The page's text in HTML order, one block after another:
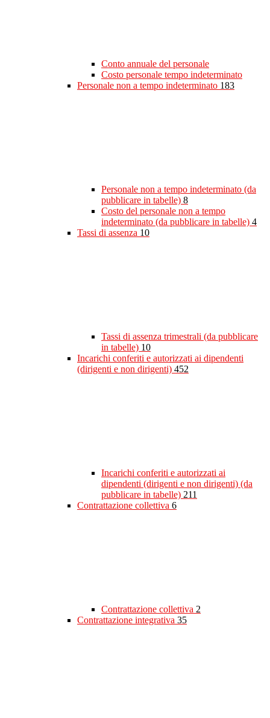
Conto annuale del personale
Costo personale tempo indeterminato
Personale non a tempo indeterminato 183
Personale non a tempo indeterminato (da
pubblicare in tabelle) 8
Costo del personale non a tempo
indeterminato (da pubblicare in tabelle) 4
Tassi di assenza 10
Tassi di assenza trimestrali (da pubblicare
in tabelle) 10
Incarichi conferiti e autorizzati ai dipendenti
(dirigenti e non dirigenti) 452
Incarichi conferiti e autorizzati ai
dipendenti (dirigenti e non dirigenti) (da
pubblicare in tabelle) 211
Contrattazione collettiva 6
Contrattazione collettiva 2
Contrattazione integrativa 35